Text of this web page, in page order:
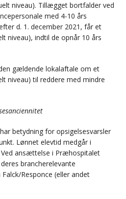
niveau). Tillægget bortfalder ved
med 4-10 års
d. 1. december 2021, får et
niveau), indtil de opnår 10 års
gældende lokalaftale om et
niveau) til reddere med mindre
betydning for opsigelsesvarsler
Lønnet elevtid medgår i
ansættelse i Præhospitalet
brancherelevante
Responce (eller andet